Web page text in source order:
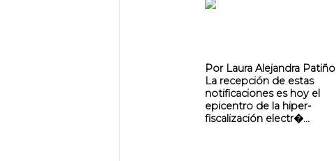
Por Laura Alejandra Patiño
La recepción de estas
notificaciones es hoy el
epicentro de la hiper-
fiscalización electr�...